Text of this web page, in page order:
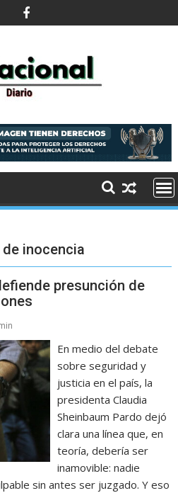
inocencia
presunción de
En medio del debate
sobre seguridad y
justicia en el país, la
presidenta Claudia
Sheinbaum Pardo dejó
clara una línea que, en
teoría, debería ser
inamovible: nadie
sin antes ser juzgado. Y eso